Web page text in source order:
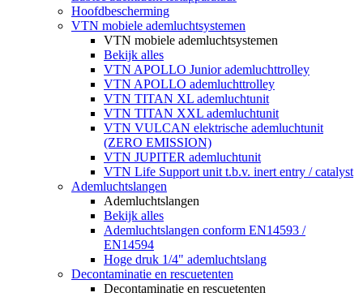
Hoofdbescherming
VTN mobiele ademluchtsystemen
VTN mobiele ademluchtsystemen
Bekijk alles
VTN APOLLO Junior ademluchttrolley
VTN APOLLO ademluchttrolley
VTN TITAN XL ademluchtunit
VTN TITAN XXL ademluchtunit
VTN VULCAN elektrische ademluchtunit
(ZERO EMISSION)
VTN JUPITER ademluchtunit
VTN Life Support unit t.b.v. inert entry / catalyst
Ademluchtslangen
Ademluchtslangen
Bekijk alles
Ademluchtslangen conform EN14593 /
EN14594
Hoge druk 1/4" ademluchtslang
Decontaminatie en rescuetenten
Decontaminatie en rescuetenten